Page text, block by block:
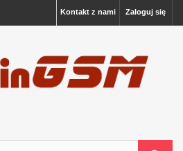
Zaloguj się
Kontakt z nami